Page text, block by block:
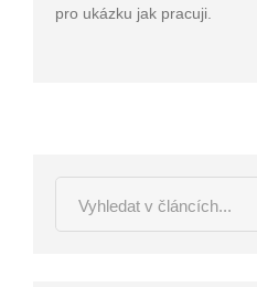
pro ukázku jak pracuji.